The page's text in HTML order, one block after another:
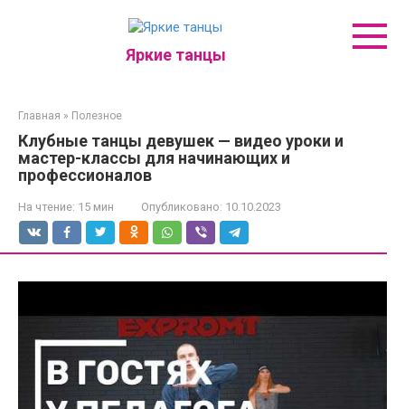
Яркие танцы
Главная » Полезное
Клубные танцы девушек — видео уроки и
мастер-классы для начинающих и
профессионалов
На чтение: 15 мин Опубликовано: 10.10.2023